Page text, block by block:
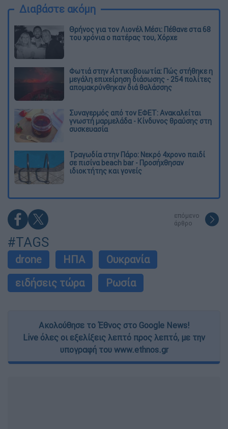
Διαβάστε ακόμη
Θρήνος για τον Λιονέλ Μέσι: Πέθανε στα 68
του χρόνια ο πατέρας του, Χόρχε
Φωτιά στην Αττικοβοιωτία: Πώς στήθηκε η
μεγάλη επιχείρηση διάσωσης - 254 πολίτες
απομακρύνθηκαν διά θαλάσσης
Συναγερμός από τον ΕΦΕΤ: Ανακαλείται
γνωστή μαρμελάδα - Κίνδυνος θραύσης στη
συσκευασία
Τραγωδία στην Πάρο: Νεκρό 4χρονο παιδί
σε πισίνα beach bar - Προσήχθησαν
ιδιοκτήτης και γονείς
επόμενο
άρθρο
#TAGS
drone ΗΠΑ
Ουκρανία
ειδήσεις τώρα
Ρωσία
Ακολούθησε το Έθνος στο Google News!
Live όλες οι εξελίξεις λεπτό προς λεπτό, με την
υπογραφή του www.ethnos.gr